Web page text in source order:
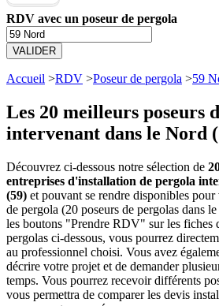
RDV avec un poseur de pergola
VALIDER
Accueil >RDV >Poseur de pergola >59
Les 20 meilleurs poseurs
intervenant dans le Nord
Découvrez ci-dessous notre sélection de
entreprises d'installation de pergola
(59) et pouvant se rendre disponibles
de pergola (20 poseurs de pergolas dans
les boutons "Prendre RDV" sur les fiches
pergolas ci-dessous, vous pourrez
au professionnel choisi. Vous avez
décrire votre projet et de demander
temps. Vous pourrez recevoir différents
vous permettra de comparer les devis